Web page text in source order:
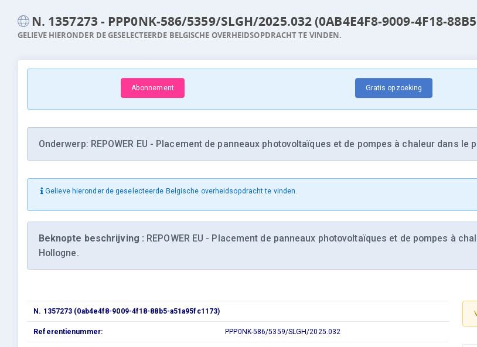
N. 1357273 - PPP0NK-586/5359/SLGH/2025.032 (0AB4E4F8-9009-4F18-
GELIEVE HIERONDER DE GESELECTEERDE BELGISCHE OVERHEIDSOPDRACHT TE VINDEN.
Abonnement Gratis opzoeking
Onderwerp: REPOWER EU - Placement de panneaux photovoltaïques et de pompes à chaleur dans
Gelieve hieronder de geselecteerde Belgische overheidsopdracht te vinden.
Beknopte beschrijving : REPOWER EU - Placement de panneaux photovoltaïques et de pompes à
Hollogne.
N. 1357273 (0ab4e4f8-9009-4f18-88b5-a51a95fc1173)
Referentienummer: PPP0NK-586/5359/SLGH/2025.032